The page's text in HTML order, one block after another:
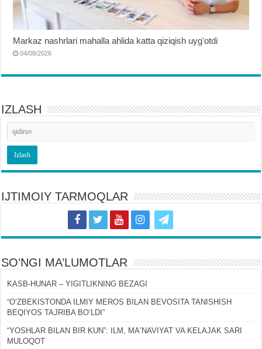
Markaz nashrlari mahalla ahlida katta qiziqish uygʻotdi
04/08/2026
IZLASH
IJTIMOIY TARMOQLAR
SOʻNGI MA’LUMOTLAR
KASB-HUNAR – YIGITLIKNING BEZAGI
“OʻZBEKISTONDA ILMIY MEROS BILAN BEVOSITA TANISHISH
BEQIYOS TAJRIBA BOʻLDI”
“YOSHLAR BILAN BIR KUN”: ILM, MAʼNAVIYAT VA KELAJAK SARI
MULOQOT